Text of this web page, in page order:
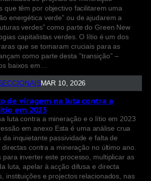
que têm por objectivo facilitarem uma
energética verde” ou de ajudarem a
verdes” como parte do Green New
capitalistas verdes. O lítio é um dos
que se tornaram cruciais para as
como parte desta ”transição” –
baixos em…
MAR 10, 2026
de viragem na luta contra a
em 2023
luta contra a mineração e o lítio em 2023
em anexo Esta é uma análise crua
inquietante passividade e falta de
directas contra a mineração no último ano.
para inverter este processo, multiplicar as
luta, apelar à acção difusa e directa
instituições e projectos relacionados, nas